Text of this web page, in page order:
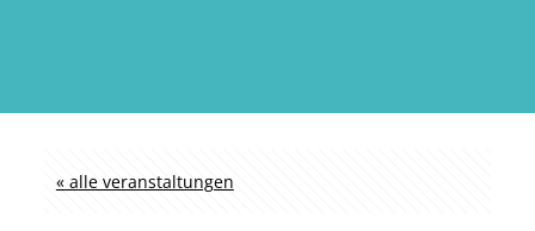
« alle veranstaltungen